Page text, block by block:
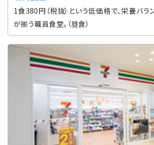
1食380円（税抜）という低価格で、栄養バラ
が揃う職員食堂。（昼食）